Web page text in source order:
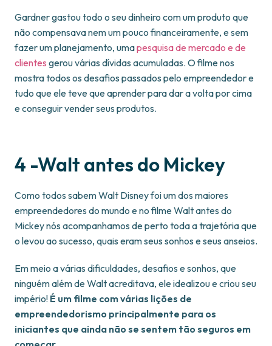
Gardner gastou todo o seu dinheiro com um produto que
não compensava nem um pouco financeiramente, e sem
fazer um planejamento, umapesquisa de mercado e de
clientes gerou várias dívidas acumuladas. O filme nos
mostra todos os desafios passados pelo empreendedor e
tudo que ele teve que aprender para dar a volta por cima
e conseguir vender seus produtos.
4 -Walt antes do Mickey
Como todos sabem Walt Disney foi um dos maiores
empreendedores do mundo e no filme Walt antes do
Mickey nós acompanhamos de perto toda a trajetória que
o levou ao sucesso, quais eram seus sonhos e seus anseios.
Em meio a várias dificuldades, desafios e sonhos, que
ninguém além de Walt acreditava, ele idealizou e criou seu
império! É um filme com várias lições de
empreendedorismo principalmente para os
iniciantes que ainda não se sentem tão seguros em